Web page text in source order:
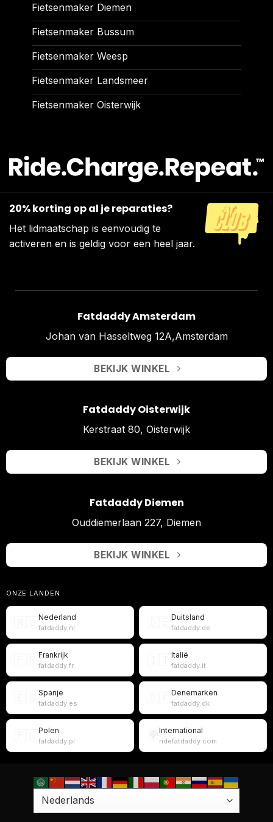
Fietsenmaker Diemen
Fietsenmaker Bussum
Fietsenmaker Weesp
Fietsenmaker Landsmeer
Fietsenmaker Oisterwijk
20% korting op al je reparaties?
Het lidmaatschap is eenvoudig te
activeren en is geldig voor een heel jaar.
Fatdaddy Amsterdam
Johan van Hasseltweg 12A,Amsterdam
BEKIJK WINKEL
Fatdaddy Oisterwijk
Kerstraat 80, Oisterwijk
BEKIJK WINKEL
Fatdaddy Diemen
Ouddiemerlaan 227, Diemen
BEKIJK WINKEL
ONZE LANDEN
Nederland
fatdaddy.nl
Duitsland
fatdaddy.de
Frankrijk
fatdaddy.fr
Italië
fatdaddy.it
Spanje
fatdaddy.es
Denemarken
fatdaddy.dk
Polen
fatdaddy.pl
International
ridefatdaddy.com